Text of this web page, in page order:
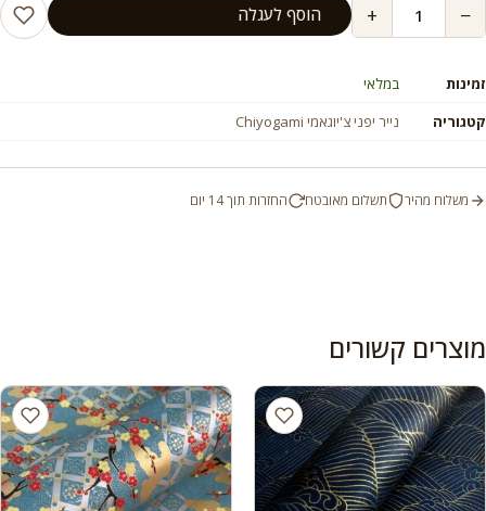
−
+ הוסף לעגלה
זמינות
במלאי
קטגוריה
נייר יפני צ'יוגאמי Chiyogami
משלוח מהיר תשלום מאובטח החזרות תוך 14 יום
מוצרים קשורים